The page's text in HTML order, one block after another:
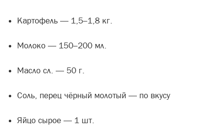
Картофель — 1,5–1,8 кг.
Молоко — 150–200 мл.
Масло сл. — 50 г.
Соль, перец чёрный молотый — по вкусу
Яйцо сырое — 1 шт.